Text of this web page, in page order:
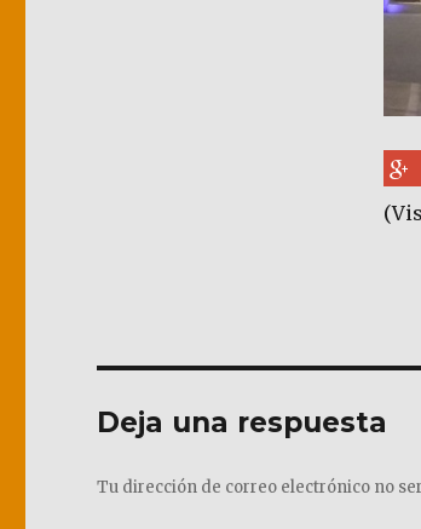
Deja una respuesta
Tu dirección de correo electrónico no